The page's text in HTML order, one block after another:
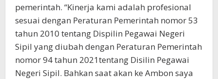
pemerintah. “Kinerja kami adalah profesional
sesuai dengan Peraturan Pemerintah nomor 53
tahun 2010 tentang Dispilin Pegawai Negeri
Sipil yang diubah dengan Peraturan Pemerintah
nomor 94 tahun 2021tentang Disilin Pegawai
Negeri Sipil. Bahkan saat akan ke Ambon saya